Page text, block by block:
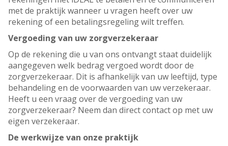
met de praktijk wanneer u vragen heeft over uw
rekening of een betalingsregeling wilt treffen.
Vergoeding van uw zorgverzekeraar
Op de rekening die u van ons ontvangt staat duidelijk
aangegeven welk bedrag vergoed wordt door de
zorgverzekeraar. Dit is afhankelijk van uw leeftijd, type
behandeling en de voorwaarden van uw verzekeraar.
Heeft u een vraag over de vergoeding van uw
zorgverzekeraar? Neem dan direct contact op met uw
eigen verzekeraar.
De werkwijze van onze praktijk